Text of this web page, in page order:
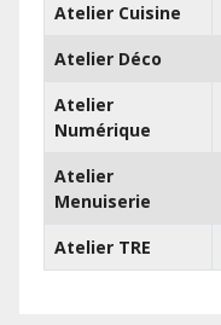
Atelier Cuisine
Atelier Déco
Atelier
Numérique
Atelier
Menuiserie
Atelier TRE